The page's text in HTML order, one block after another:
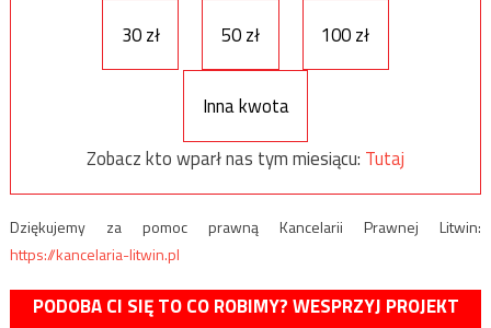
30 zł
50 zł 100 zł
Inna kwota
Zobacz kto wparł nas tym miesiącu: Tutaj
Dziękujemy za pomoc prawną Kancelarii Prawnej Litwin:
https://kancelaria-litwin.pl
PODOBA CI SIĘ TO CO ROBIMY? WESPRZYJ PROJEKT